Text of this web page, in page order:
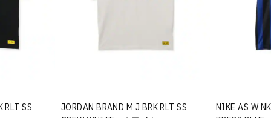
RLT SS
JORDAN BRAND M J BRK RLT SS
NIKE AS W